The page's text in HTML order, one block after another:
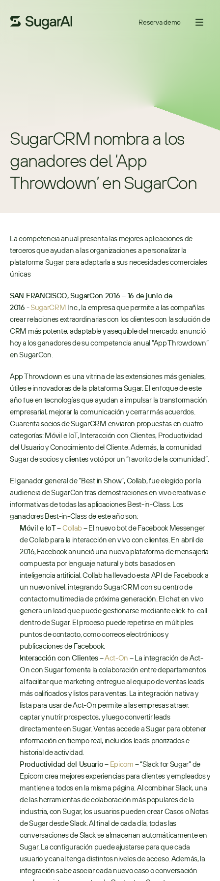
Reserva demo
SugarCRM nombra a los
ganadores del ‘App
Throwdown’ en SugarCon
La competencia anual presenta las mejores aplicaciones de
terceros que ayudan a las organizaciones a personalizar la
plataforma Sugar para adaptarla a sus necesidades comerciales
únicas
SAN FRANCISCO, SugarCon 2016 – 16 de junio de
2016 - SugarCRM Inc., la empresa que permite a las compañías
crear relaciones extraordinarias con los clientes con la solución de
CRM más potente, adaptable y asequible del mercado, anunció
hoy a los ganadores de su competencia anual “App Throwdown”
en SugarCon.
App Throwdown es una vitrina de las extensiones más geniales,
útiles e innovadoras de la plataforma Sugar. El enfoque de este
año fue en tecnologías que ayudan a impulsar la transformación
empresarial, mejorar la comunicación y cerrar más acuerdos.
Cuarenta socios de SugarCRM enviaron propuestas en cuatro
categorías: Móvil e IoT, Interacción con Clientes, Productividad
del Usuario y Conocimiento del Cliente. Además, la comunidad
Sugar de socios y clientes votó por un “favorito de la comunidad”.
El ganador general de “Best in Show”, Collab, fue elegido por la
audiencia de SugarCon tras demostraciones en vivo creativas e
informativas de todas las aplicaciones Best-in-Class. Los
ganadores Best-in-Class de este año son:
Móvil e IoT – Collab – El nuevo bot de Facebook Messenger
de Collab para la interacción en vivo con clientes. En abril de
2016, Facebook anunció una nueva plataforma de mensajería
compuesta por lenguaje natural y bots basados en
inteligencia artificial. Collab ha llevado esta API de Facebook a
un nuevo nivel, integrando SugarCRM con su centro de
contacto multimedia de próxima generación. El chat en vivo
genera un lead que puede gestionarse mediante click-to-call
dentro de Sugar. El proceso puede repetirse en múltiples
puntos de contacto, como correos electrónicos y
publicaciones de Facebook.
Interacción con Clientes – Act-On – La integración de Act-
On con Sugar fomenta la colaboración entre departamentos
al facilitar que marketing entregue al equipo de ventas leads
más calificados y listos para ventas. La integración nativa y
lista para usar de Act-On permite a las empresas atraer,
captar y nutrir prospectos, y luego convertir leads
directamente en Sugar. Ventas accede a Sugar para obtener
información en tiempo real, incluidos leads priorizados e
historial de actividad.
Productividad del Usuario – Epicom – “Slack for Sugar” de
Epicom crea mejores experiencias para clientes y empleados y
mantiene a todos en la misma página. Al combinar Slack, una
de las herramientas de colaboración más populares de la
industria, con Sugar, los usuarios pueden crear Casos o Notas
de Sugar desde Slack. Al final de cada día, todas las
conversaciones de Slack se almacenan automáticamente en
Sugar. La configuración puede ajustarse para que cada
usuario y canal tenga distintos niveles de acceso. Además, la
integración sabe asociar cada nuevo caso o conversación